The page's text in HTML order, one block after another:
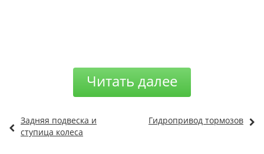
Читать далее
Задняя подвеска и
ступица колеса
Гидропривод тормозов